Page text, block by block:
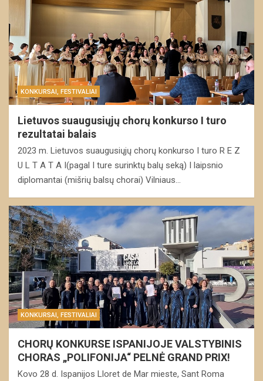
KONKURSAI, FESTIVALIAI
Lietuvos suaugusiųjų chorų konkurso I turo
rezultatai balais
2023 m. Lietuvos suaugusiųjų chorų konkurso I turo R E Z
U L T A T A I(pagal I ture surinktų balų seką) I laipsnio
diplomantai (mišrių balsų chorai) Vilniaus…
KONKURSAI, FESTIVALIAI
CHORŲ KONKURSE ISPANIJOJE VALSTYBINIS
CHORAS „POLIFONIJA“ PELNĖ GRAND PRIX!
Kovo 28 d. Ispanijos Lloret de Mar mieste, Sant Roma